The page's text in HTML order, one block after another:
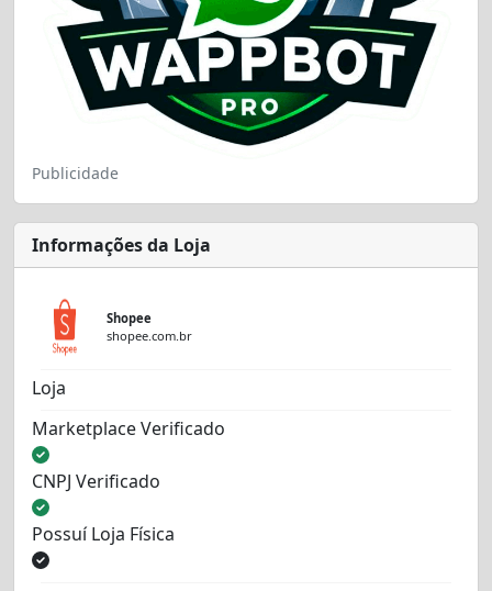
Publicidade
Informações da Loja
Shopee
shopee.com.br
Loja
Marketplace Verificado
CNPJ Verificado
Possuí Loja Física